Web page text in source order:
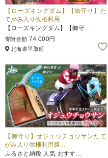
【ローズキングダム】【御守り】た
てがみ入り牧柵利用…
【ローズキングダム】【御守…
寄附金額 74,000円
北海道平取町
【御守り】オジュウチョウサンたて
がみ入り牧柵利用勝…
ふるさと納税 人気 おすす…